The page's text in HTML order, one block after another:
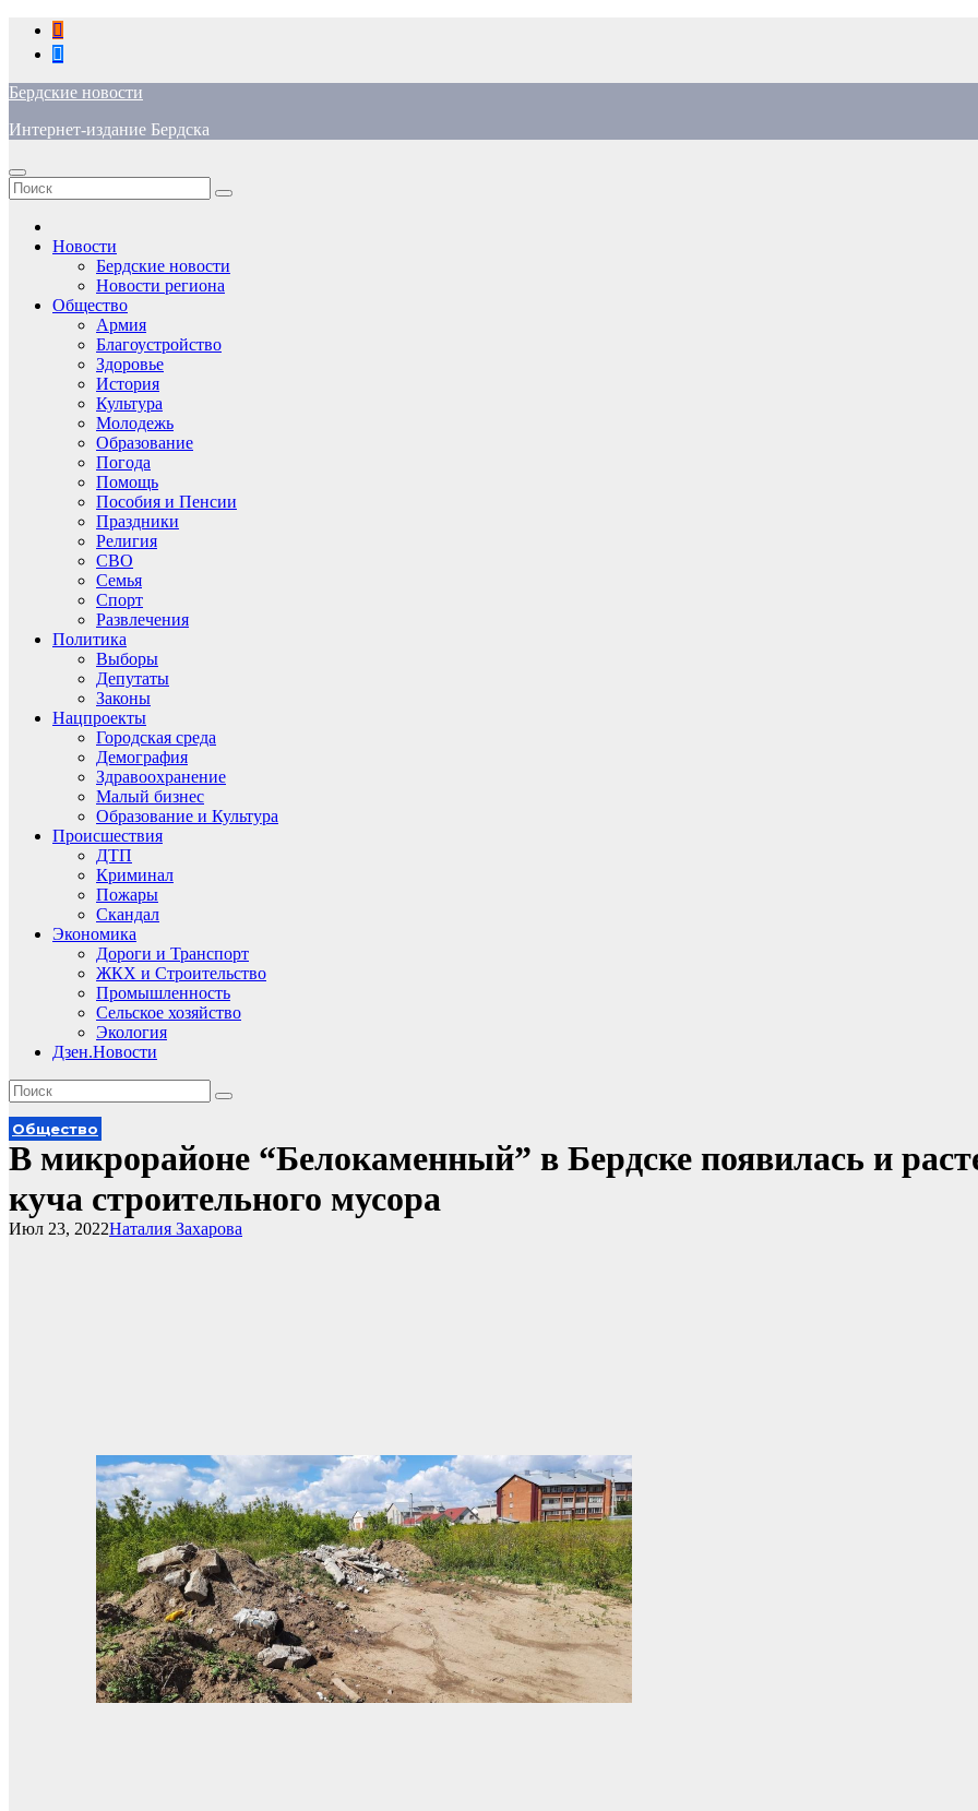
Перейти
содержимому
Бердские новости
Интернет-издание Бердска
Новости
Бердские новости
Новости региона
Общество
Армия
Благоустройство
Здоровье
История
Культура
Молодежь
Образование
Погода
Помощь
Пособия и Пенсии
Праздники
Религия
СВО
Семья
Спорт
Развлечения
Политика
Выборы
Депутаты
Законы
Нацпроекты
Городская среда
Демография
Здравоохранение
Малый бизнес
Образование и Культура
Происшествия
ДТП
Криминал
Пожары
Скандал
Экономика
Дороги и Транспорт
ЖКХ и Строительство
Промышленность
Сельское хозяйство
Экология
Дзен.Новости
Общество
В микрорайоне “Белокаменный” в Бердске появилась и
куча строительного мусора
Наталия Захарова
Июл 23, 2022